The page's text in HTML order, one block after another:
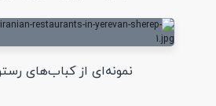
نمونه‌ای از کباب‌های